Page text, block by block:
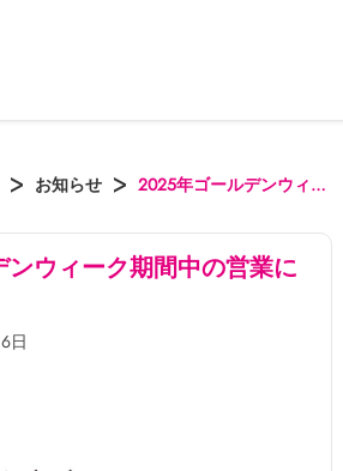
お知らせ 2025年ゴールデンウィーク期間中の営業について
ウィーク期間中の営業に
日